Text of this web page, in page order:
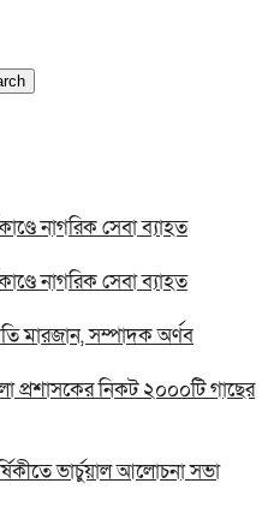
নাগরিক সেবা ব্যাহত
নাগরিক সেবা ব্যাহত
মারজান, সম্পাদক অর্ণব
নিকট ২০০০টি গাছের
ভার্চুয়াল আলোচনা সভা